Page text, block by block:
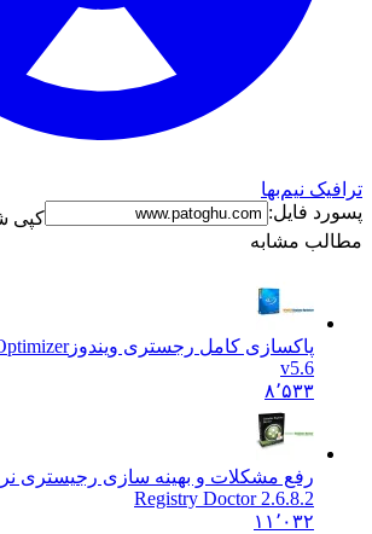
نیم‌بها
فایل:
کپی شد
مشابه
پاکسازی کامل رجستری ویندوزOptimizer
۸٬۵۳۳
رفع مشکلات و بهینه سازی رجیستری نرم
Registry Doctor 2.6.8.2
۱۱٬۰۳۲